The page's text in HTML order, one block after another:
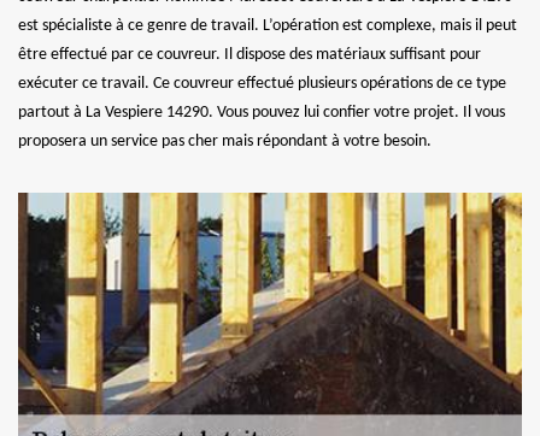
est spécialiste à ce genre de travail. L’opération est complexe, mais il peut
être effectué par ce couvreur. Il dispose des matériaux suffisant pour
exécuter ce travail. Ce couvreur effectué plusieurs opérations de ce type
partout à La Vespiere 14290. Vous pouvez lui confier votre projet. Il vous
proposera un service pas cher mais répondant à votre besoin.